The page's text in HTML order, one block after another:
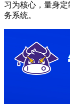
习为核心，量身
务系统。